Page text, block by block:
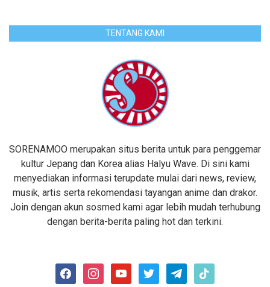
TENTANG KAMI
SORENAMOO merupakan situs berita untuk para penggemar
kultur Jepang dan Korea alias Halyu Wave. Di sini kami
menyediakan informasi terupdate mulai dari news, review,
musik, artis serta rekomendasi tayangan anime dan drakor.
Join dengan akun sosmed kami agar lebih mudah terhubung
dengan berita-berita paling hot dan terkini.
facebookinstagramyoutubetwitter telegramtiktok